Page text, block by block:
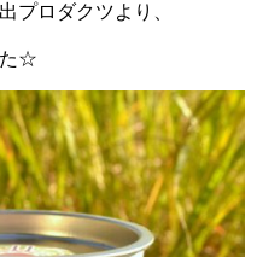
プロダクツより、
た☆